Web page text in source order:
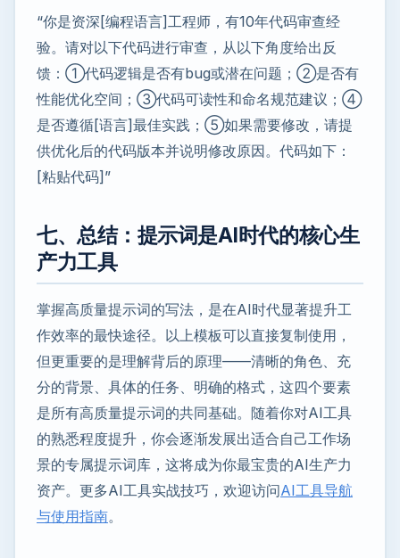
“你是资深[编程语言]工程师，有10年代码审查经
验。请对以下代码进行审查，从以下角度给出反
馈：①代码逻辑是否有bug或潜在问题；②是否有
性能优化空间；③代码可读性和命名规范建议；④
是否遵循[语言]最佳实践；⑤如果需要修改，请提
供优化后的代码版本并说明修改原因。代码如下：
[粘贴代码]”
七、总结：提示词是AI时代的核心生
产力工具
掌握高质量提示词的写法，是在AI时代显著提升工
作效率的最快途径。以上模板可以直接复制使用，
但更重要的是理解背后的原理——清晰的角色、充
分的背景、具体的任务、明确的格式，这四个要素
是所有高质量提示词的共同基础。随着你对AI工具
的熟悉程度提升，你会逐渐发展出适合自己工作场
景的专属提示词库，这将成为你最宝贵的AI生产力
资产。更多AI工具实战技巧，欢迎访问AI工具导航
与使用指南。